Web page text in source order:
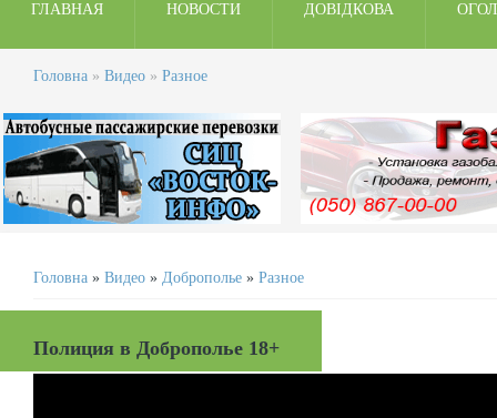
ГЛАВНАЯ НОВОСТИ ДОВІДКОВА
Головна » Видео » Разное
Головна » Видео » Доброполье » Разное
Полиция в Доброполье 18+